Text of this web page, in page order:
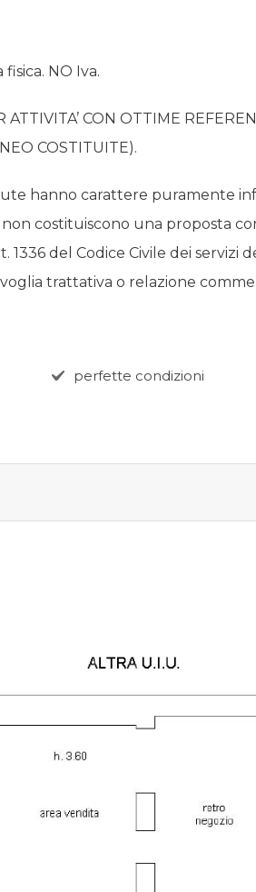
NO Iva.
ATTIVITA’ CON OTTIME
COSTITUITE).
hanno carattere puramente
costituiscono una proposta
1336 del Codice Civile dei servizi
trattativa o relazione
perfette condizioni